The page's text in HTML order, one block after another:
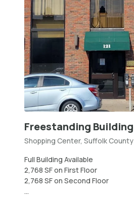
Freestanding Building
Shopping Center, Suffolk County
Full Building Available
2,768 SF on First Floor
2,768 SF on Second Floor
...